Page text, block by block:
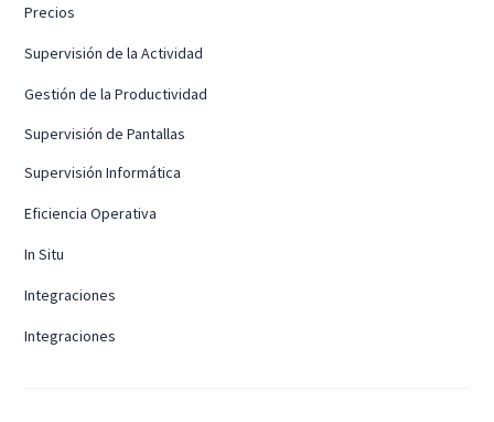
Precios
Supervisión de la Actividad
Gestión de la Productividad
Supervisión de Pantallas
Supervisión Informática
Eficiencia Operativa
In Situ
Integraciones
Integraciones